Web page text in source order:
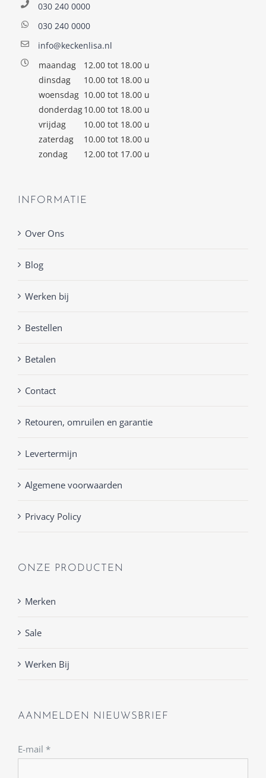
030 240 0000
030 240 0000
info@keckenlisa.nl
maandag
12.00 tot 18.00 u
dinsdag
10.00 tot 18.00 u
woensdag 10.00 tot 18.00 u
donderdag10.00 tot 18.00 u
vrijdag
10.00 tot 18.00 u
zaterdag
10.00 tot 18.00 u
zondag
12.00 tot 17.00 u
INFORMATIE
Over Ons
Blog
Werken bij
Bestellen
Betalen
Contact
Retouren, omruilen en garantie
Levertermijn
Algemene voorwaarden
Privacy Policy
ONZE PRODUCTEN
Merken
Sale
Werken Bij
AANMELDEN NIEUWSBRIEF
E-mail *